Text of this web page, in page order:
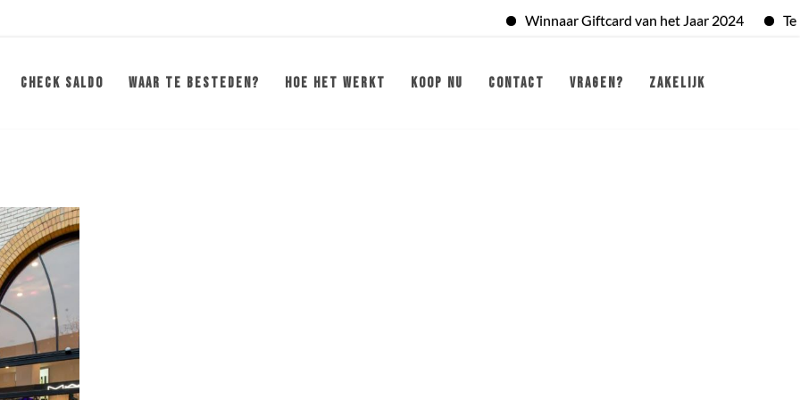
Winnaar Giftcard van het Jaar 2024 Te
CHECK SALDO WAAR TE BESTEDEN? HOE HET WERKT KOOP NU CONTACT VRAGEN? ZAKELIJK